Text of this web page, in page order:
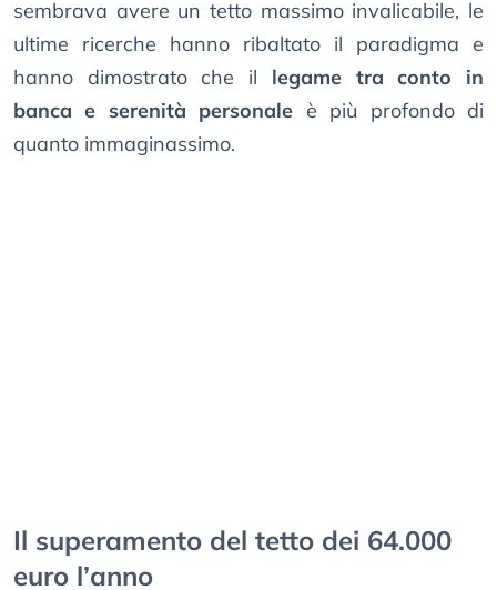
sembrava avere un tetto massimo invalicabile, le
ultime ricerche hanno ribaltato il paradigma e
hanno dimostrato che il legame tra conto in
banca e serenità personale è più profondo di
quanto immaginassimo.
Il superamento del tetto dei 64.000
euro l’anno